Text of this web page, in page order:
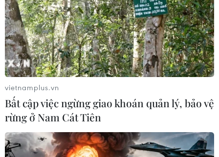
vietnamplus.vn
Bất cập việc ngừng giao khoán quản lý, bảo vệ
rừng ở Nam Cát Tiên